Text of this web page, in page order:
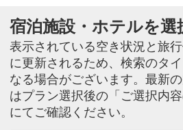
宿泊施設・ホテルを
表示されている空き状況と旅
に更新されるため、検索のタ
なる場合がございます。最新
はプラン選択後の「ご選択内
にてご確認ください。